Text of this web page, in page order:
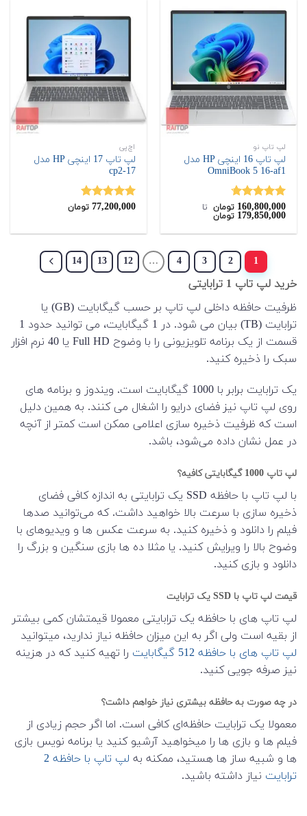
لپ تاپ نو
لپ تاپ 16 اینچی HP مدل
OmniBook 5 16-af1
نمره4.67
از 5
160,800,000 تومان ‌ تا ‌
179,850,000 تومان
اچ‌پی
لپ تاپ 17 اینچی HP مدل
17-cp2
نمره5.00
77,200,000 تومان
1
2
3
4
…
12
13
14
خرید لپ تاپ 1 ترابایتی
ظرفیت حافظه داخلی لپ تاپ بر حسب گیگابایت (GB) یا
ترابایت (TB) بیان می شود. در 1 گیگابایت، می توانید حدود 1
قسمت از یک برنامه تلویزیونی را با وضوح Full HD یا 40 نرم افزار
سبک را ذخیره کنید.
یک ترابایت برابر با 1000 گیگابایت است. ویندوز و برنامه های
روی لپ تاپ نیز فضای درایو را اشغال می کنند. به همین دلیل
است که ظرفیت ذخیره سازی اعلامی ممکن است کمتر از آنچه
در عمل نشان داده می‌شود، باشد.
لپ تاپ 1000 گیگابایتی کافیه؟
با لپ تاپ با حافظه SSD یک ترابایتی به اندازه کافی فضای
ذخیره سازی با سرعت بالا خواهید داشت. که می‌توانید صدها
فیلم را دانلود و ذخیره کنید. به سرعت عکس ها و ویدیوهای با
وضوح بالا را ویرایش کنید. یا مثلا ده ها بازی سنگین و بزرگ را
دانلود و بازی کنید.
قیمت لپ تاپ با SSD یک ترابایت
لپ تاپ های با حافظه یک ترابایتی معمولا قیمتشان کمی بیشتر
از بقیه است ولی اگر به این میزان حافظه نیاز ندارید، میتوانید
لپ تاپ های با حافظه 512 گیگابایت
را تهیه کنید که در هزینه
نیز صرفه جویی کنید.
در چه صورت به حافظه بیشتری نیاز خواهم داشت؟
معمولا یک ترابایت حافظه‌ای کافی است. اما اگر حجم زیادی از
فیلم ها و بازی ها را میخواهید آرشیو کنید یا برنامه نویس بازی
ها و شبیه ساز ها هستید، ممکنه به
لپ تاپ با حافظه 2
ترابایت نیاز داشته باشید.